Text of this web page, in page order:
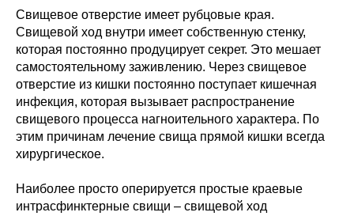
Свищевое отверстие имеет рубцовые края.
Свищевой ход внутри имеет собственную стенку,
которая постоянно продуцирует секрет. Это мешает
самостоятельному заживлению. Через свищевое
отверстие из кишки постоянно поступает кишечная
инфекция, которая вызывает распространение
свищевого процесса нагноительного характера. По
этим причинам лечение свища прямой кишки всегда
хирургическое.
Наиболее просто оперируется простые краевые
интрасфинктерные свищи – свищевой ход